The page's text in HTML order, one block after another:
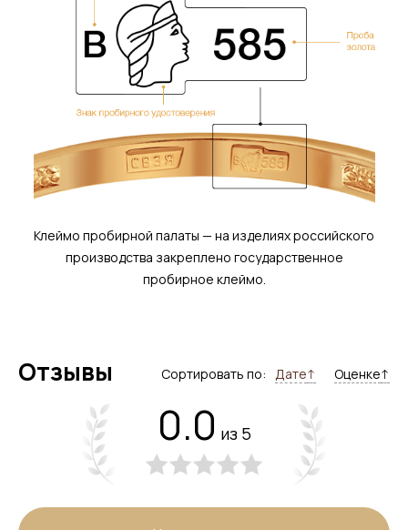
Клеймо пробирной палаты — на изделиях российского
производства закреплено государственное
пробирное клеймо.
Отзывы Сортировать по: Дате↑ Оценке↑
0.0 из 5